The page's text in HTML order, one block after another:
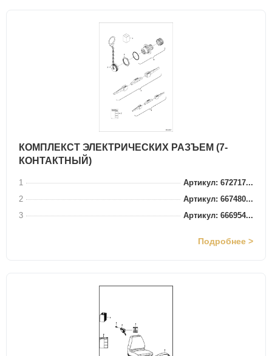
КОМПЛЕКСТ ЭЛЕКТРИЧЕСКИХ РАЗЪЕМ (7-
КОНТАКТНЫЙ)
1
Артикул: 672717...
2
Артикул: 667480...
3
Артикул: 666954...
Подробнее >